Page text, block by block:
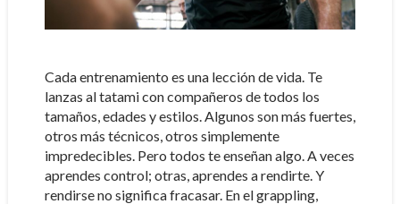
Cada entrenamiento es una lección de vida. Te
lanzas al tatami con compañeros de todos los
tamaños, edades y estilos. Algunos son más fuertes,
otros más técnicos, otros simplemente
impredecibles. Pero todos te enseñan algo. A veces
aprendes control; otras, aprendes a rendirte. Y
rendirse no significa fracasar. En el grappling,